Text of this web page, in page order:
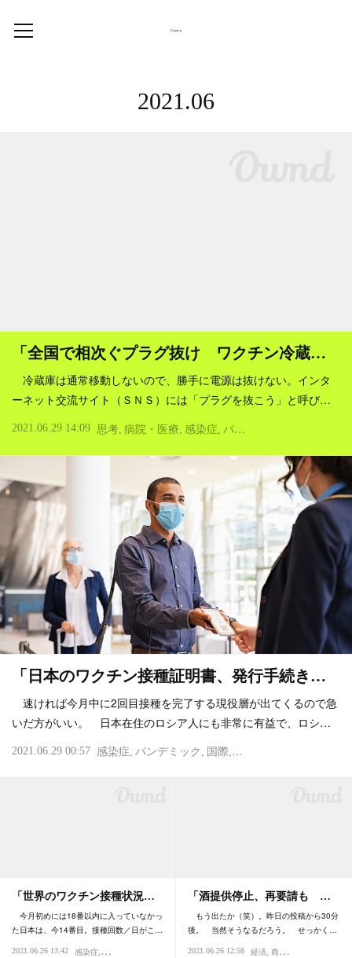
2021 .06
「全国で相次ぐプラグ抜け ワクチン冷蔵…
冷蔵庫は通常移動しないので、勝手に電源は抜けない。インタ
ーネット交流サイト（ＳＮＳ）には「プラグを抜こう」と呼び…
2021.06.29 14:09 思考 病院・医療 感染症 パンデミック
「日本のワクチン接種証明書、発行手続き…
速ければ今月中に2回目接種を完了する現役層が出てくるので急
いだ方がいい。 日本在住のロシア人にも非常に有益で、ロシ…
2021.06.29 00:57 感染症 パンデミック 国際 ウイルス
「世界のワクチン接種状況…
今月初めには18番以内に入っていなかっ
た日本は、今14番目。接種回数／日がこ…
2021.06.26 13:42 感染症 パンデミック 社会 ウイルス
「酒提供停止、再要請も …
もう出たか（笑）。昨日の投稿から30分
後。 当然そうなるだろう。 せっかく…
2021.06.26 12:58 経済 商売・ビジネス